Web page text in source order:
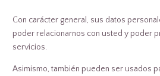
Con carácter general, sus datos
poder relacionarnos con usted y poder
servicios.
Asimismo, también pueden ser usados